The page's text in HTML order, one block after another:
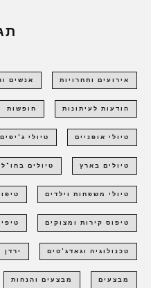
אירועים ותחרויות אנשים
הודעות לעיתונות חופשות
טיולי אופניים טיולי ג'יפים
טיולים בארץ טיולים בחו"ל
טיולי משפחות וילדים
טיפוס קירות ומצוקים
טכנולוגיה וגאדג'טים ירדן
מבצעים מבצעים והנחות